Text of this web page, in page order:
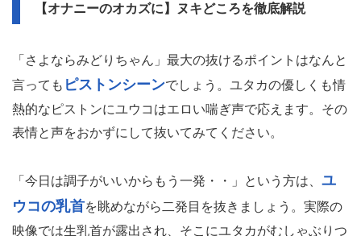
【オナニーのオカズに】ヌキどころを徹底解説
「さよならみどりちゃん」最大の抜けるポイントはなんと
言っても ピストンシーンでしょう。ユタカの優しくも情
熱的なピストンにユウコはエロい喘ぎ声で応えます。その
表情と声をおかずにして抜いてみてください。
「今日は調子がいいからもう一発・・」という方は、 ユ
ウコの乳首を眺めながら二発目を抜きましょう。実際の
映像では生乳首が露出され、そこにユタカがむしゃぶりつ